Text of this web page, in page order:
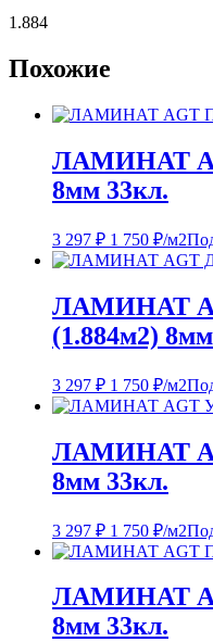
1.884
Похожие
ЛАМИНАТ
8мм 33кл.
3 297 ₽ 1 750 ₽/м2
ЛАМИНАТ
(1.884м2)
3 297 ₽ 1 750 ₽/м2
ЛАМИНАТ
8мм 33кл.
3 297 ₽ 1 750 ₽/м2
ЛАМИНАТ
8мм 33кл.